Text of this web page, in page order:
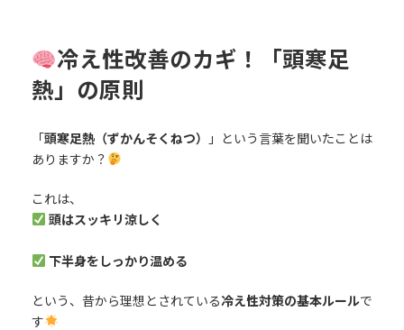
冷え性改善のカギ！「頭寒足
熱」の原則
「頭寒足熱（ずかんそくねつ）
」という言葉を聞いたことは
ありますか？
これは、
頭はスッキリ涼しく
下半身をしっかり温める
という、昔から理想とされている冷え性対策の基本ルールで
す